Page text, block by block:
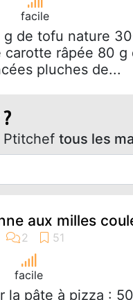
facile
g de tofu nature
carotte râpée 80
pluches de...
Ptitchef tous les
aux milles
facile
la pâte à pizza :